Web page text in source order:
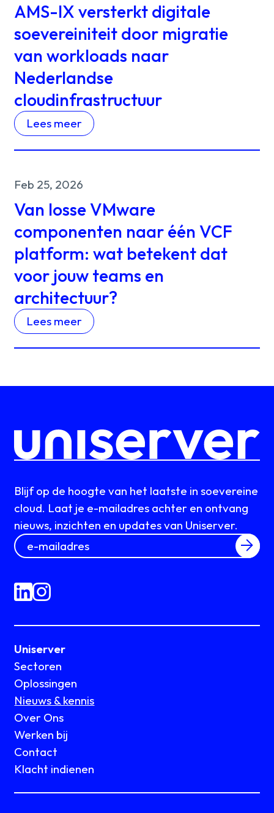
AMS-IX versterkt digitale
soevereiniteit door migratie
van workloads naar
Nederlandse
cloudinfrastructuur
Lees meer
Feb 25, 2026
Van losse VMware
componenten naar één VCF
platform: wat betekent dat
voor jouw teams en
architectuur?
Lees meer
Blijf op de hoogte van het laatste in soevereine
cloud. Laat je e-mailadres achter en ontvang
nieuws, inzichten en updates van Uniserver.
Uniserver
Sectoren
Oplossingen
Nieuws & kennis
Over Ons
Werken bij
Contact
Klacht indienen